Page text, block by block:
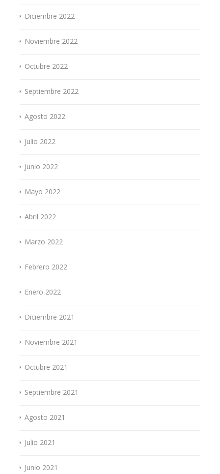
Diciembre 2022
Noviembre 2022
Octubre 2022
Septiembre 2022
Agosto 2022
Julio 2022
Junio 2022
Mayo 2022
Abril 2022
Marzo 2022
Febrero 2022
Enero 2022
Diciembre 2021
Noviembre 2021
Octubre 2021
Septiembre 2021
Agosto 2021
Julio 2021
Junio 2021